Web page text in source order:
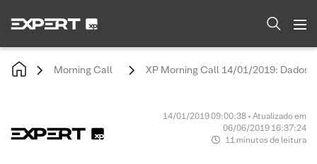
Morning Call XP Morning Call 14/01/2019: Dados
14/01/2019 09:00:38 • Atualizado em
06/06/2019 16:37:24
11 minutos de leitura